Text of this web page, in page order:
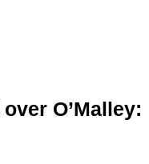
O’Malley: